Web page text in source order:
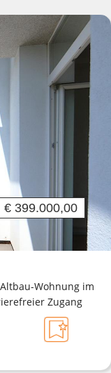
€ 399.000,00
Wohnung im
Zugang